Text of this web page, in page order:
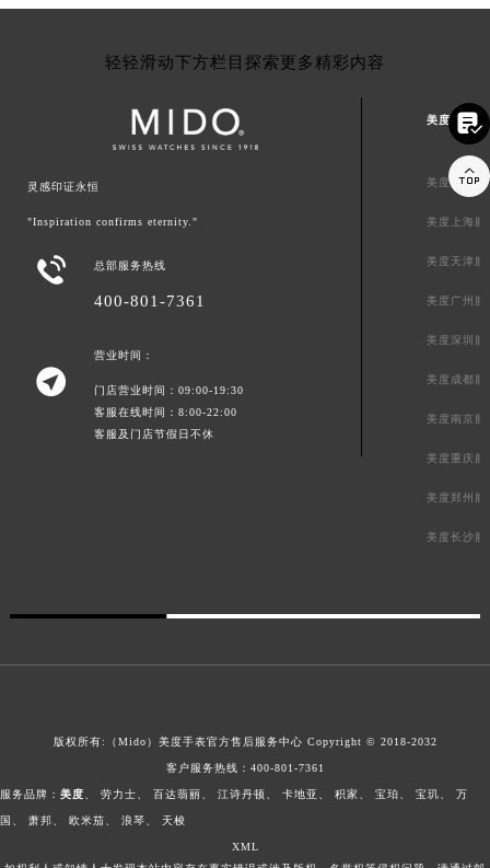
轻轻滑动下方栏目探索更多精彩内容
灵感印证永恒
"Inspiration confirms eternity."
 总部服务热线
400-801-7361

营业时间：
门店营业时间：09:00-19:30
客服在线时间：8:00-22:00
客服及门店节假日不休
美度中国区
美度北京服
美度上海服
美度天津服
美度广州服
美度深圳服
美度成都服
美度南京服
美度重庆服
美度郑州服
美度长沙服
版权所有:（Mido） 美度手表官方售后服务中心 Copyright © 2018-2032
客户服务热线： 400-801-7361
服务品牌： 美度 劳力士 百达翡丽 江诗丹顿 卡地亚 积家 宝珀 宝玑 万
国 萧邦 欧米茄 浪琴 天梭
XML

